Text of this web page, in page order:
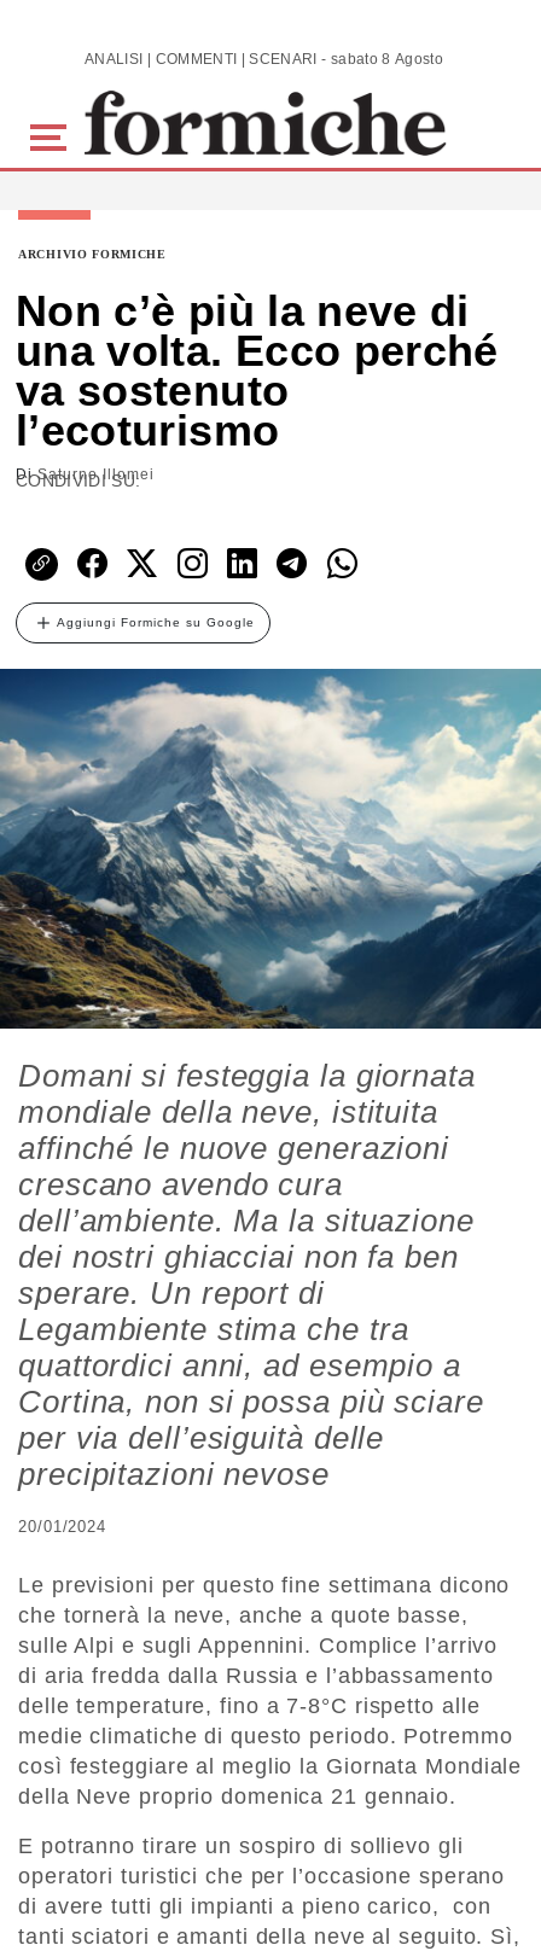
Skip to main content ANALISI | COMMENTI | SCENARI - sabato 8 Agosto 2026
ARCHIVIO FORMICHE
Non c’è più la neve di
una volta. Ecco perché
va sostenuto
l’ecoturismo
DiSaturno Illomei
CONDIVIDI SU:
Aggiungi Formiche su Google
Domani si festeggia la giornata
mondiale della neve, istituita
affinché le nuove generazioni
crescano avendo cura
dell’ambiente. Ma la situazione
dei nostri ghiacciai non fa ben
sperare. Un report di
Legambiente stima che tra
quattordici anni, ad esempio a
Cortina, non si possa più sciare
per via dell’esiguità delle
precipitazioni nevose
20/01/2024
Le previsioni per questo fine settimana dicono
che tornerà la neve, anche a quote basse,
sulle Alpi e sugli Appennini. Complice l’arrivo
di aria fredda dalla Russia e l’abbassamento
delle temperature, fino a 7-8°C rispetto alle
medie climatiche di questo periodo. Potremmo
così festeggiare al meglio la Giornata Mondiale
della Neve proprio domenica 21 gennaio.
E potranno tirare un sospiro di sollievo gli
operatori turistici che per l’occasione sperano
di avere tutti gli impianti a pieno carico, con
tanti sciatori e amanti della neve al seguito. Sì,